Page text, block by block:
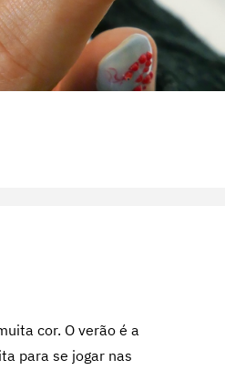
cor. O verão é a
para se jogar nas